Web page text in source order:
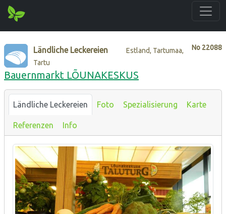
No 22088
Ländliche Leckereien
Estland, Tartumaa,
Tartu
Bauernmarkt LÕUNAKESKUS
Ländliche Leckereien Foto Spezialisierung Karte
Referenzen Info